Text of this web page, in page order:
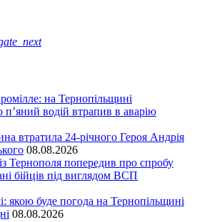
на Тернопільщині
п’яний водій втрапив в аварію
втратила 24-річного Героя Андрія
08.08.2026
Тернополя попередив про спробу
бійців під виглядом ВСП
якою буде погода на Тернопільщині
08.08.2026